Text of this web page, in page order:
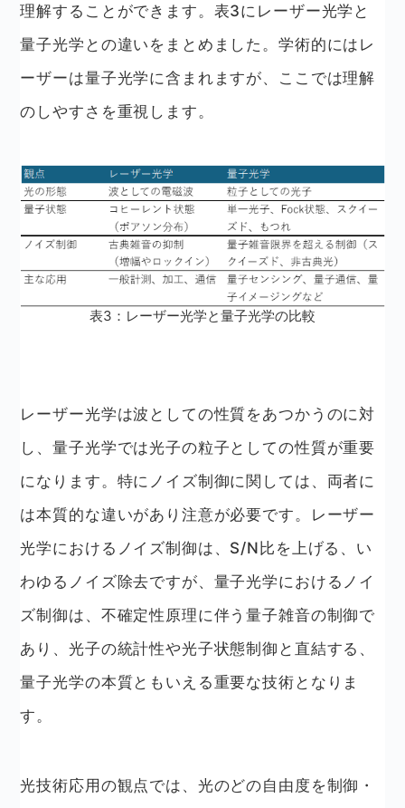
理解することができます。表3にレーザー光学と
量子光学との違いをまとめました。学術的にはレ
ーザーは量子光学に含まれますが、ここでは理解
のしやすさを重視します。
表3：レーザー光学と量子光学の比較
レーザー光学は波としての性質をあつかうのに対
し、量子光学では光子の粒子としての性質が重要
になります。特にノイズ制御に関しては、両者に
は本質的な違いがあり注意が必要です。レーザー
光学におけるノイズ制御は、S/N比を上げる、い
わゆるノイズ除去ですが、量子光学におけるノイ
ズ制御は、不確定性原理に伴う量子雑音の制御で
あり、光子の統計性や光子状態制御と直結する、
量子光学の本質ともいえる重要な技術となりま
す。
光技術応用の観点では、光のどの自由度を制御・